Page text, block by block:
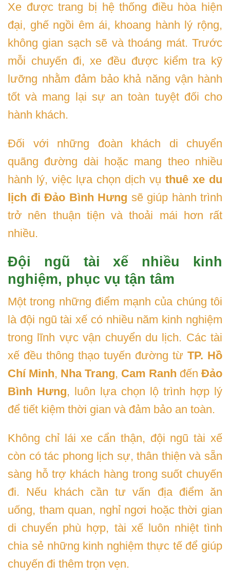
Xe được trang bị hệ thống điều hòa hiện
đại, ghế ngồi êm ái, khoang hành lý rộng,
không gian sạch sẽ và thoáng mát. Trước
mỗi chuyến đi, xe đều được kiểm tra kỹ
lưỡng nhằm đảm bảo khả năng vận hành
tốt và mang lại sự an toàn tuyệt đối cho
hành khách.
Đối với những đoàn khách di chuyển
quãng đường dài hoặc mang theo nhiều
hành lý, việc lựa chọn dịch vụ thuê xe du
lịch đi Đảo Bình Hưng sẽ giúp hành trình
trở nên thuận tiện và thoải mái hơn rất
nhiều.
Đội ngũ tài xế nhiều kinh
nghiệm, phục vụ tận tâm
Một trong những điểm mạnh của chúng tôi
là đội ngũ tài xế có nhiều năm kinh nghiệm
trong lĩnh vực vận chuyển du lịch. Các tài
xế đều thông thạo tuyến đường từ TP. Hồ
Chí Minh, Nha Trang, Cam Ranh đến Đảo
Bình Hưng, luôn lựa chọn lộ trình hợp lý
để tiết kiệm thời gian và đảm bảo an toàn.
Không chỉ lái xe cẩn thận, đội ngũ tài xế
còn có tác phong lịch sự, thân thiện và sẵn
sàng hỗ trợ khách hàng trong suốt chuyến
đi. Nếu khách cần tư vấn địa điểm ăn
uống, tham quan, nghỉ ngơi hoặc thời gian
di chuyển phù hợp, tài xế luôn nhiệt tình
chia sẻ những kinh nghiệm thực tế để giúp
chuyến đi thêm trọn vẹn.